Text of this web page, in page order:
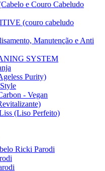
e Couro Cabeludo
(couro cabeludo
Manutenção e Anti
SYSTEM
Purity)
- Vegan
(Liso Perfeito)
Ricki Parodi